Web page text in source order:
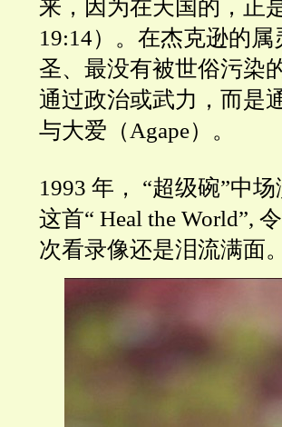
来，因为在天国的，正
19:14）。在杰克逊的
圣、最没有被世俗污染
通过政治或武力，而是
与大爱（Agape）。
1993 年， “超级碗”中
这首“ Heal the World”,
次看录像还是泪流满面。